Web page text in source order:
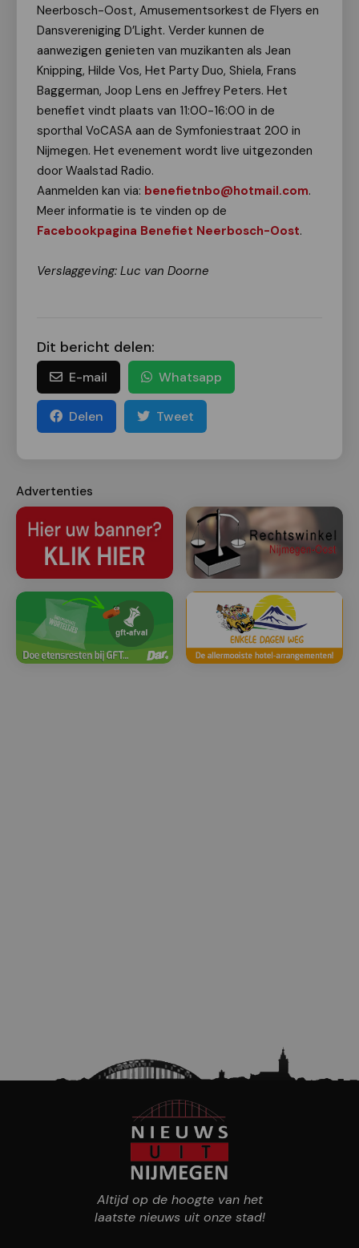
Neerbosch-Oost, Amusementsorkest de Flyers en
Dansvereniging D’Light. Verder kunnen de
aanwezigen genieten van muzikanten als Jean
Knipping, Hilde Vos, Het Party Duo, Shiela, Frans
Baggerman, Joop Lens en Jeffrey Peters. Het
benefiet vindt plaats van 11:00-16:00 in de
sporthal VoCASA aan de Symfoniestraat 200 in
Nijmegen. Het evenement wordt live uitgezonden
door Waalstad Radio.
Aanmelden kan via: benefietnbo@hotmail.com.
Meer informatie is te vinden op de
Facebookpagina Benefiet Neerbosch-Oost.
Verslaggeving: Luc van Doorne
Dit bericht delen:
E-mail Whatsapp
Delen Tweet
Advertenties
Altijd op de hoogte van het
laatste nieuws uit onze stad!